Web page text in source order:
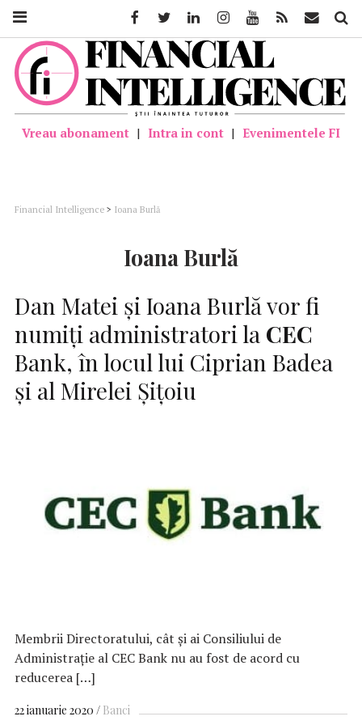
Vreau abonament | Intra in cont | Evenimentele FI
Financial Intelligence > Ioana Burlă
Ioana Burlă
Dan Matei şi Ioana Burlă vor fi
numiţi administratori la CEC
Bank, în locul lui Ciprian Badea
şi al Mirelei Şiţoiu
Membrii Directoratului, cât şi ai Consiliului de
Administraţie al CEC Bank nu au fost de acord cu
reducerea […]
22 ianuarie 2020 Banci
FacebookTwitter LinkedinInstagramYoutube Feed Mail